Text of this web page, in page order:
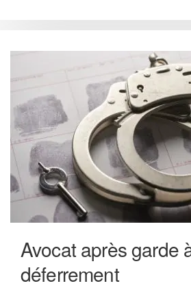
Avocat après garde
déferrement